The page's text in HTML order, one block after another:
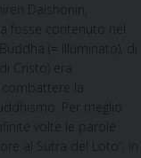
Daishonin,
fosse contenuto nel
(= Illuminato), di
Cristo) era
combattere la
Per meglio
volte le parole
al Sutra del Loto”, in